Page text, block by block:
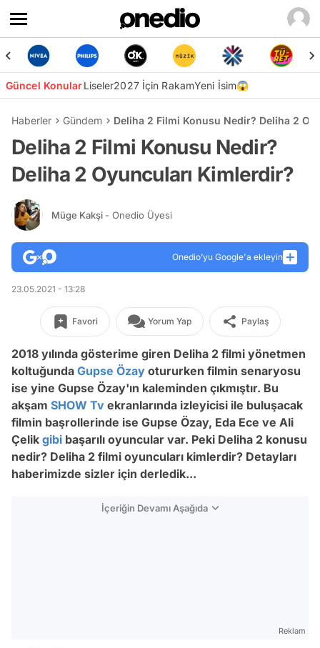
Güncel KonularLiseler2027 İçin RakamYeni İsim😱
Haberler Gündem Deliha 2 Filmi Konusu Nedir? Deliha 2
Deliha 2 Filmi Konusu Nedir?
Deliha 2 Oyuncuları Kimlerdir?
Müge Kakşi - Onedio Üyesi
Onedio’yu Google'a ekleyin
23.05.2021 - 13:28
Favori Yorum Yap Paylaş
2018 yılında gösterime giren Deliha 2 filmi yönetmen
koltuğunda Gupse Özay otururken filmin senaryosu
ise yine Gupse Özay'ın kaleminden çıkmıştır. Bu
akşam SHOW Tv ekranlarında izleyicisi ile buluşacak
filmin başrollerinde ise Gupse Özay, Eda Ece ve Ali
Çelik gibi başarılı oyuncular var. Peki Deliha 2 konusu
nedir? Deliha 2 filmi oyuncuları kimlerdir? Detayları
haberimizde sizler için derledik...
İçeriğin Devamı Aşağıda
Reklam